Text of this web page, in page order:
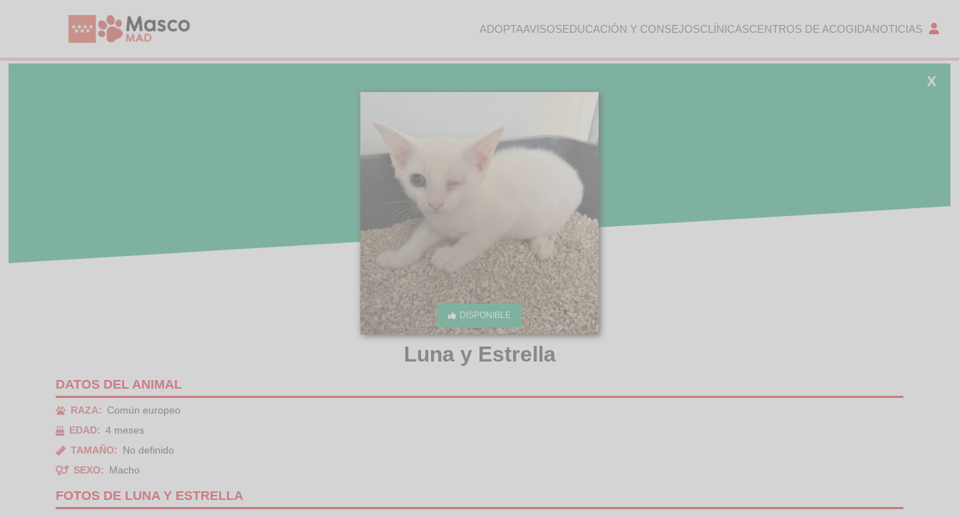
ADOPTAAVISOSEDUCACIÓN Y CONSEJOSCLÍNICASCENTROS DE ACOGIDANOTICIAS
DISPONIBLE
X
Luna y Estrella
DATOS DEL ANIMAL
RAZA:
Común europeo
EDAD: 4 meses
TAMAÑO:
No definido
SEXO:
Macho
FOTOS DE LUNA Y ESTRELLA